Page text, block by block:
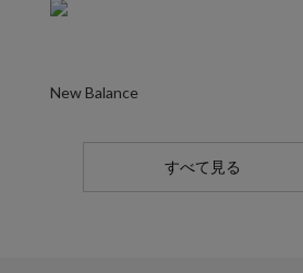
New Balance
すべて見る